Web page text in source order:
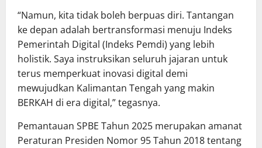
“Namun, kita tidak boleh berpuas diri. Tantangan
ke depan adalah bertransformasi menuju Indeks
Pemerintah Digital (Indeks Pemdi) yang lebih
holistik. Saya instruksikan seluruh jajaran untuk
terus memperkuat inovasi digital demi
mewujudkan Kalimantan Tengah yang makin
BERKAH di era digital,” tegasnya.
Pemantauan SPBE Tahun 2025 merupakan amanat
Peraturan Presiden Nomor 95 Tahun 2018 tentang